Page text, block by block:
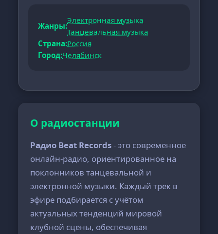
Жанры:
Электронная музыка
Танцевальная музыка
Страна:Россия
Город:Челябинск
О радиостанции
Радио Beat Records- это современное
онлайн-радио, ориентированное на
поклонников танцевальной и
электронной музыки. Каждый трек в
эфире подбирается с учётом
актуальных тенденций мировой
клубной сцены, обеспечивая